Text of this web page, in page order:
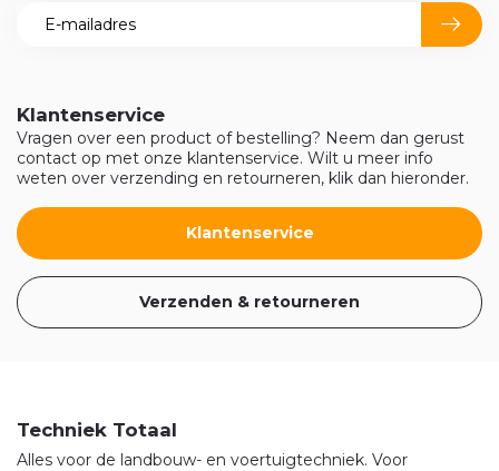
Klantenservice
Vragen over een product of bestelling? Neem dan gerust
contact op met onze klantenservice. Wilt u meer info
weten over verzending en retourneren, klik dan hieronder.
Klantenservice
Verzenden & retourneren
Techniek Totaal
Alles voor de landbouw- en voertuigtechniek. Voor